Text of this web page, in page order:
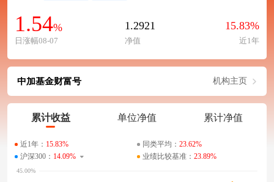
1.54%
日涨幅08-07
1.2921
净值
15.83%
近1年
中加基金财富号 机构主页
累计收益 单位净值 累计净值
近1年： 15.83% 同类平均： 23.62%
沪深300： 14.09% 业绩比较基准： 23.89%